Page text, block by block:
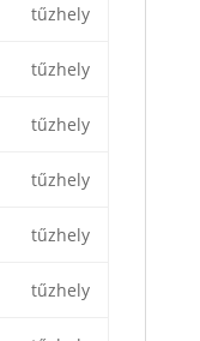
tűzhely
tűzhely
tűzhely
tűzhely
tűzhely
tűzhely